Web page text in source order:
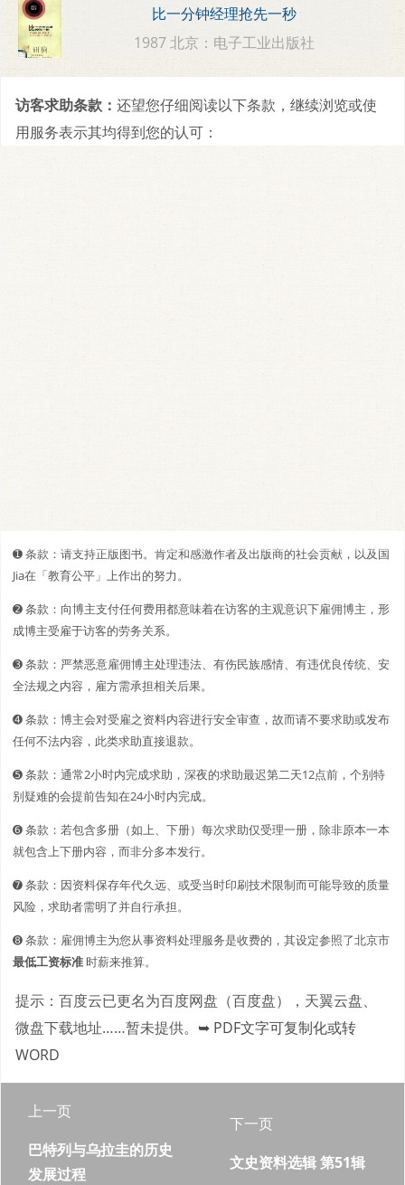
比一分钟经理抢先一秒
1987 北京：电子工业出版社
访客求助条款： 还望您仔细阅读以下条款，继续浏览或使
用服务表示其均得到您的认可：
➊️ 条款：请支持正版图书。肯定和感激作者及出版商的社会贡献，以及国
Jia在「教育公平」上作出的努力。
➋️️ 条款：向博主支付任何费用都意味着在访客的主观意识下雇佣博主，形
成博主受雇于访客的劳务关系。
➌ 条款：严禁恶意雇佣博主处理违法、有伤民族感情、有违优良传统、安
全法规之内容，雇方需承担相关后果。
➍ 条款：博主会对受雇之资料内容进行安全审查，故而请不要求助或发布
任何不法内容，此类求助直接退款。
➎ 条款：通常2小时内完成求助，深夜的求助最迟第二天12点前，个别特
别疑难的会提前告知在24小时内完成。
➏ 条款：若包含多册（如上、下册）每次求助仅受理一册，除非原本一本
就包含上下册内容，而非分多本发行。
➐ 条款：因资料保存年代久远、或受当时印刷技术限制而可能导致的质量
风险，求助者需明了并自行承担。
➑ 条款：雇佣博主为您从事资料处理服务是收费的，其设定参照了北京市
最低工资标准时薪来推算。
提示：百度云已更名为百度网盘（百度盘），天翼云盘、
微盘下载地址……暂未提供。 ➥ PDF文字可复制化或转
WORD
上一页
巴特列与乌拉圭的历史
发展过程
下一页
文史资料选辑 第51辑